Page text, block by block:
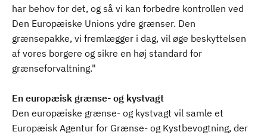
har behov for det, og så vi kan forbedre kontrollen ved
Den Europæiske Unions ydre grænser. Den
grænsepakke, vi fremlægger i dag, vil øge beskyttelsen
af vores borgere og sikre en høj standard for
grænseforvaltning."
En europæisk grænse- og kystvagt
Den europæiske grænse- og kystvagt vil samle et
Europæisk Agentur for Grænse- og Kystbevogtning, der